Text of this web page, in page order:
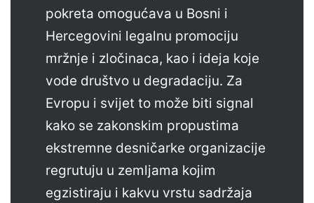
pokreta omogućava u Bosni i
Hercegovini legalnu promociju
mržnje i zločinaca, kao i ideja koje
vode društvo u degradaciju. Za
Evropu i svijet to može biti signal
kako se zakonskim propustima
ekstremne desničarke organizacije
regrutuju u zemljama kojim
egzistiraju i kakvu vrstu sadržaja